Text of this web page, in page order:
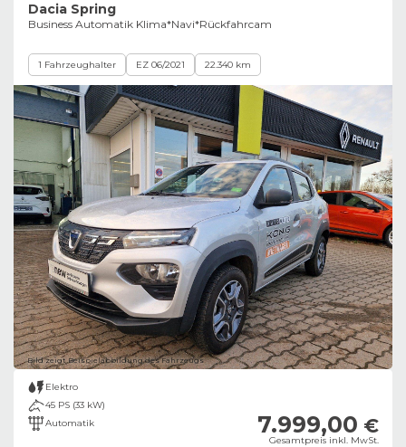
Dacia Spring
Business Automatik Klima*Navi*Rückfahrcam
1 Fahrzeughalter EZ 06/2021 22.340 km
Bild zeigt Beispielabbildung des Fahrzeugs
Elektro
45 PS (33 kW)
Automatik
7.999,00 €
Gesamtpreis inkl. MwSt.